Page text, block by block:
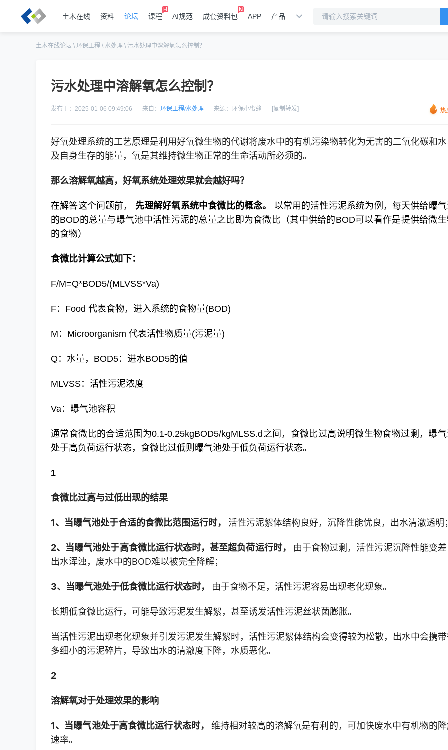
土木在线 资料 论坛 课程 AI规范 成套资料包 APP 产品
土木在线论坛 \ 环保工程 \ 水处理 \ 污水处理中溶解氧怎么控制？
污水处理中溶解氧怎么控制？
发布于：2025-01-06 09:49:06 来自： 环保工程/水处理 来源： 环保小蜜蜂 [复制转发]
好氧处理系统的工艺原理是利用好氧微生物的代谢将废水中的有机污染物转化为无害的二氧化碳和
及自身生存的能量，氧是其维持微生物正常的生命活动所必须的。
那么溶解氧越高，好氧系统处理效果就会越好吗？
在解答这个问题前， 先理解好氧系统中食微比的概念。
以常用的活性污泥系统为例，每天供给曝
的BOD的总量与曝气池中活性污泥的总量之比即为食微比（其中供给的BOD可以看作是提供给微
的食物）
食微比计算公式如下：
F/M=Q*BOD5/(MLVSS*Va)
F：Food 代表食物，进入系统的食物量(BOD)
M：Microorganism 代表活性物质量(污泥量)
Q：水量，BOD5：进水BOD5的值
MLVSS：活性污泥浓度
Va：曝气池容积
通常食微比的合适范围为0.1-0.25kgBOD5/kgMLSS.d之间，食微比过高说明微生物食物过剩，曝
处于高负荷运行状态，食微比过低则曝气池处于低负荷运行状态。
1
食微比过高与过低出现的结果
1、当曝气池处于合适的食微比范围运行时， 活性污泥絮体结构良好，沉降性能优良，出水清澈透明；
2、当曝气池处于高食微比运行状态时，甚至超负荷运行时，
由于食物过剩，活性污泥沉降性能变差
出水浑浊，废水中的BOD难以被完全降解；
3、当曝气池处于低食微比运行状态时， 由于食物不足，活性污泥容易出现老化现象。
长期低食微比运行，可能导致污泥发生解絮，甚至诱发活性污泥丝状菌膨胀。
当活性污泥出现老化现象并引发污泥发生解絮时，活性污泥絮体结构会变得较为松散，出水中会携
多细小的污泥碎片，导致出水的清澈度下降，水质恶化。
2
溶解氧对于处理效果的影响
1、当曝气池处于高食微比运行状态时，维持相对较高的溶解氧是有利的，可加快废水中有机物的
速率。